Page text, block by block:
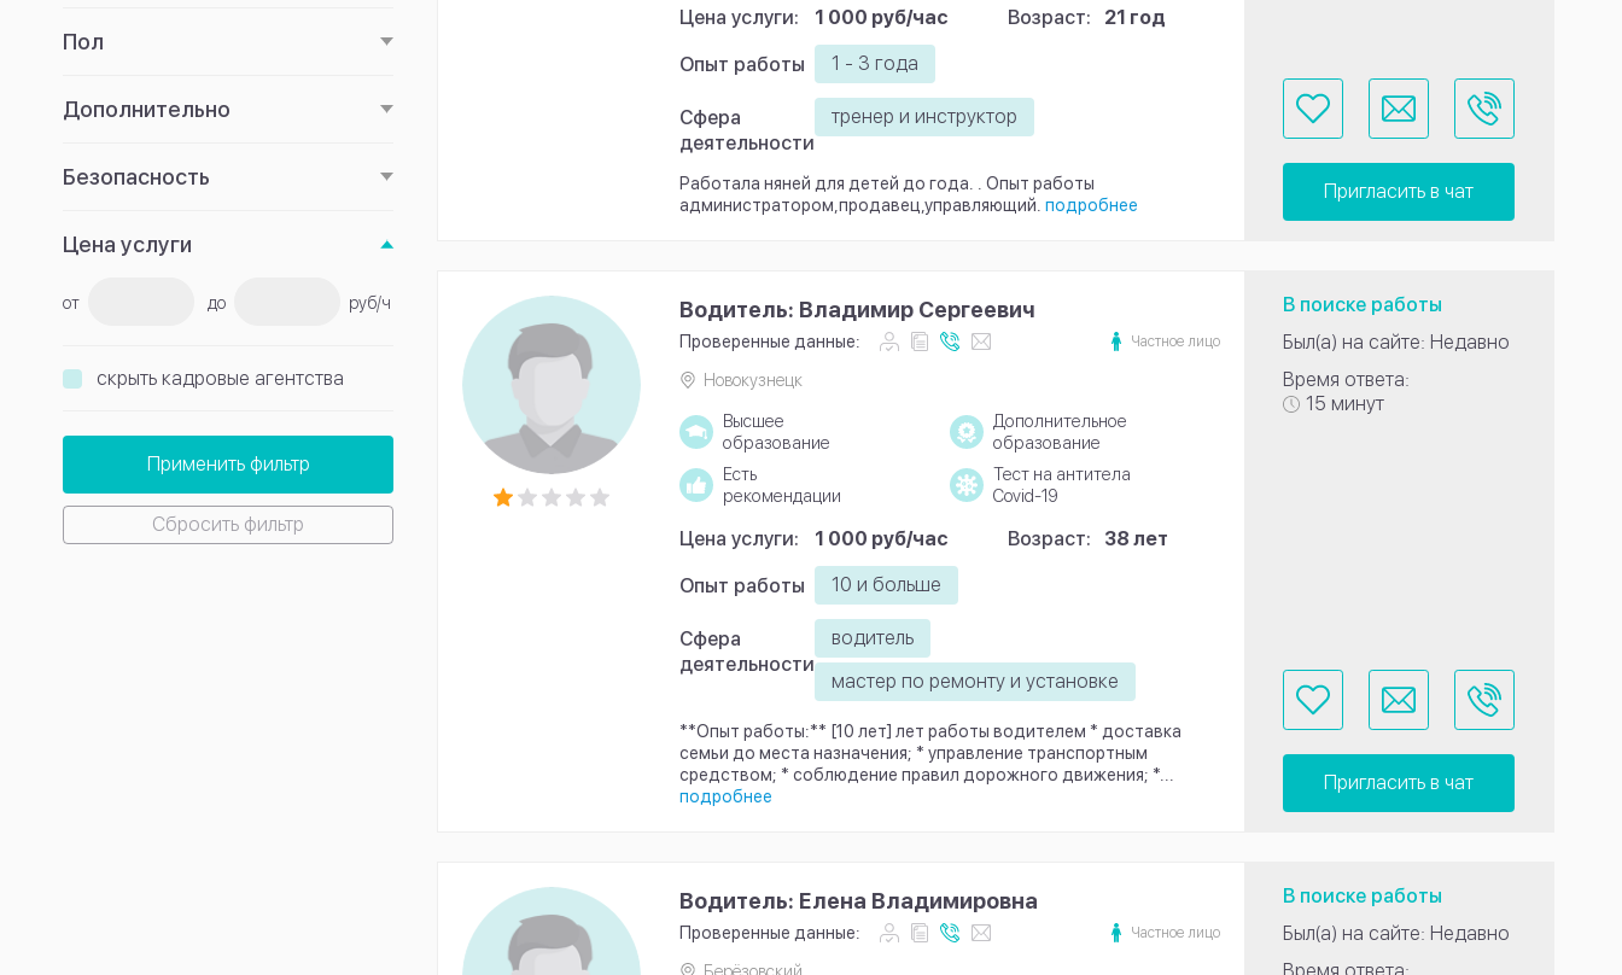
Пол
Дополнительно
Безопасность
Цена услуги
от до руб/ч
скрыть кадровые агентства
Применить фильтр
Сбросить фильтр
Цена услуги: 1 000 руб/час Возраст: 21 год
Опыт работы 1 - 3 года
Сфера
деятельности
тренер и инструктор
Работала няней для детей до года. . Опыт работы
администратором,продавец,управляющий. подробнее
Пригласить в чат
Водитель: Владимир Сергеевич
Проверенные данные: Частное лицо
Новокузнецк
Высшее
образование
Дополнительное
образование
Есть
рекомендации
Тест на антитела
Covid-19
Цена услуги: 1 000 руб/час Возраст: 38 лет
Опыт работы 10 и больше
Сфера
деятельности
водитель
мастер по ремонту и установке
**Опыт работы:** [10 лет] лет работы водителем * доставка
семьи до места назначения; * управление транспортным
средством; * соблюдение правил дорожного движения; *...
подробнее
В поиске работы
Был(а) на сайте: Недавно
Время ответа:
15 минут
Пригласить в чат
Водитель: Елена Владимировна
Проверенные данные: Частное лицо
В поиске работы
Был(а) на сайте: Недавно